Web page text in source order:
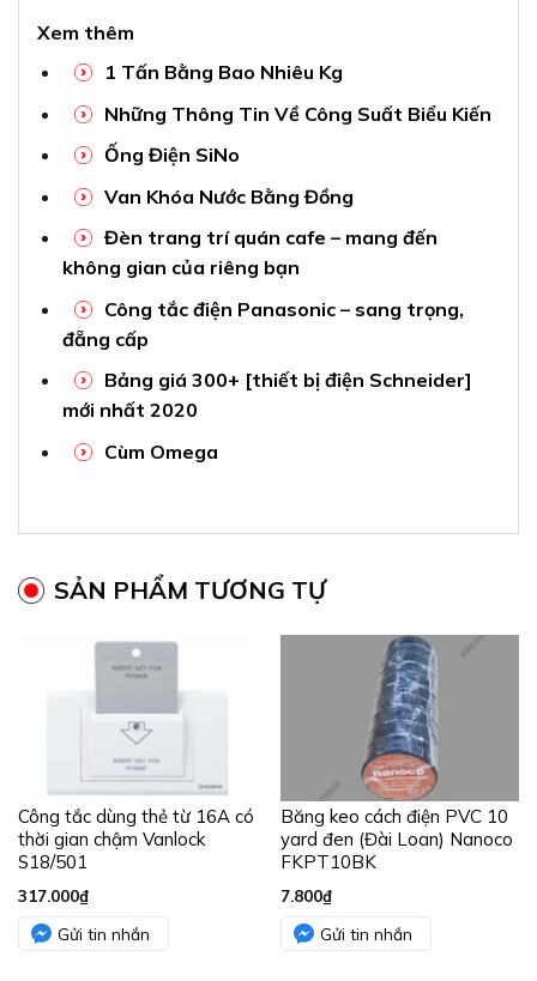
Xem thêm
1 Tấn Bằng Bao Nhiêu Kg
Những Thông Tin Về Công Suất Biểu Kiến
Ống Điện SiNo
Van Khóa Nước Bằng Đồng
Đèn trang trí quán cafe – mang đến
không gian của riêng bạn
Công tắc điện Panasonic – sang trọng,
đẵng cấp
Bảng giá 300+ [thiết bị điện Schneider]
mới nhất 2020
Cùm Omega
SẢN PHẨM TƯƠNG TỰ
Công tắc dùng thẻ từ 16A có
thời gian chậm Vanlock
S18/501
317.000₫
Gửi tin nhắn
Băng keo cách điện PVC 10
yard đen (Đài Loan) Nanoco
FKPT10BK
7.800₫
Gửi tin nhắn